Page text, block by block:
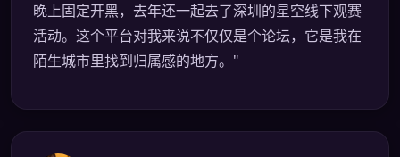
晚上固定开黑，去年还一起去了深圳的星空线下观赛
活动。这个平台对我来说不仅仅是个论坛，它是我在
陌生城市里找到归属感的地方。"